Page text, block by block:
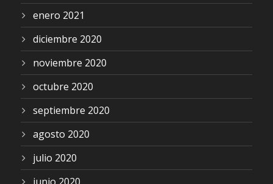
enero 2021
diciembre 2020
noviembre 2020
octubre 2020
septiembre 2020
agosto 2020
julio 2020